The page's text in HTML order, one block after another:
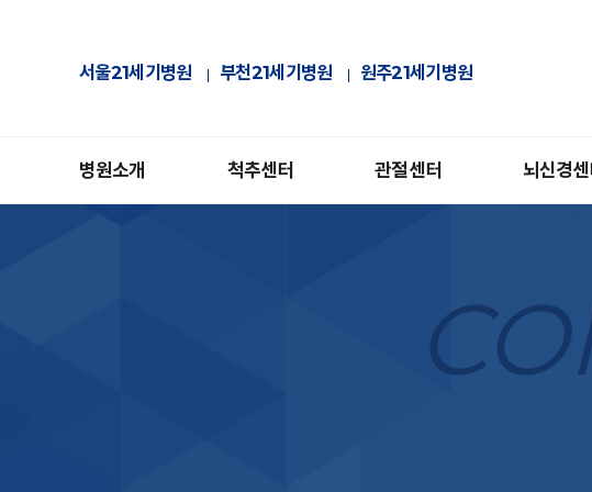
서울21세기병원 부천21세기병원 원주21세기병원
병원소개 척추센터 관절센터 뇌신경센